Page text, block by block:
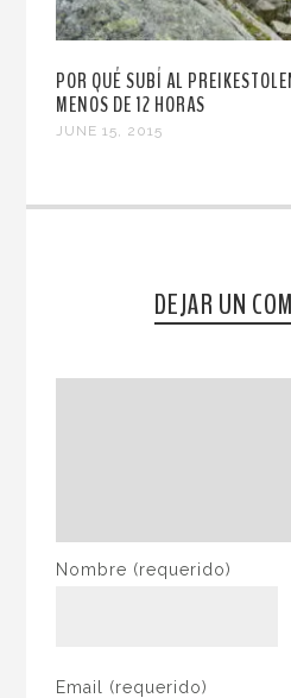
POR QUÉ SUBÍ AL
MENOS DE 12 HORAS
JUNE 15, 2015
DEJAR UN
Nombre (requerido)
Email (requerido)